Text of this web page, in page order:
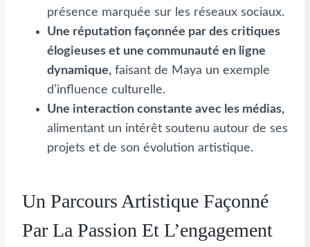
présence marquée sur les réseaux sociaux.
Une réputation façonnée par des critiques
élogieuses et une communauté en ligne
dynamique, faisant de Maya un exemple
d’influence culturelle.
Une interaction constante avec les médias,
alimentant un intérêt soutenu autour de ses
projets et de son évolution artistique.
Un Parcours Artistique Façonné
Par La Passion Et L’engagement